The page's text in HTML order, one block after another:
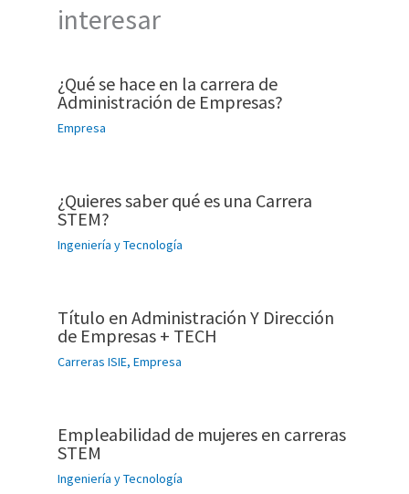
interesar
¿Qué se hace en la carrera de
Administración de Empresas?
Empresa
¿Quieres saber qué es una Carrera
STEM?
Ingeniería y Tecnología
Título en Administración Y Dirección
de Empresas + TECH
Carreras ISIE, Empresa
Empleabilidad de mujeres en carreras
STEM
Ingeniería y Tecnología